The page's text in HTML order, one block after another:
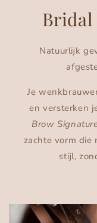
Bridal
Natuurlijk
Je
en versterken
Brow
zachte vorm die
stijl,